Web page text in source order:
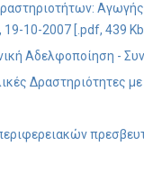
10-2007 [.pdf, 439 Kb]
Αδελφοποίηση -
Δραστηριότητες